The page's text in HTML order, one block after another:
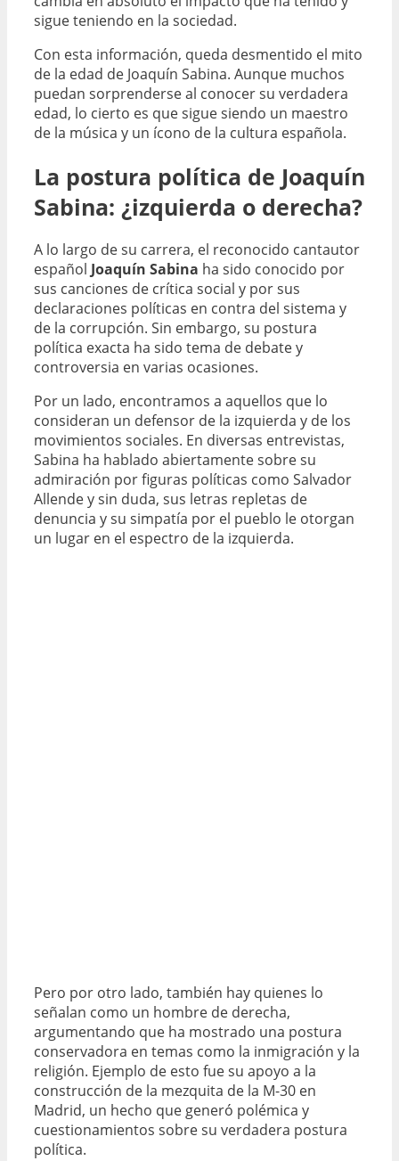
sigue teniendo en la sociedad.
Con esta información, queda desmentido el mito
de la edad de Joaquín Sabina. Aunque muchos
puedan sorprenderse al conocer su verdadera
edad, lo cierto es que sigue siendo un maestro
de la música y un ícono de la cultura española.
La postura política de Joaquín
Sabina: ¿izquierda o derecha?
A lo largo de su carrera, el reconocido cantautor
español Joaquín Sabina ha sido conocido por
sus canciones de crítica social y por sus
declaraciones políticas en contra del sistema y
de la corrupción. Sin embargo, su postura
política exacta ha sido tema de debate y
controversia en varias ocasiones.
Por un lado, encontramos a aquellos que lo
consideran un defensor de la izquierda y de los
movimientos sociales. En diversas entrevistas,
Sabina ha hablado abiertamente sobre su
admiración por figuras políticas como Salvador
Allende y sin duda, sus letras repletas de
denuncia y su simpatía por el pueblo le otorgan
un lugar en el espectro de la izquierda.
Pero por otro lado, también hay quienes lo
señalan como un hombre de derecha,
argumentando que ha mostrado una postura
conservadora en temas como la inmigración y la
religión. Ejemplo de esto fue su apoyo a la
construcción de la mezquita de la M-30 en
Madrid, un hecho que generó polémica y
cuestionamientos sobre su verdadera postura
política.